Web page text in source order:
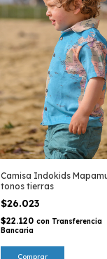
Camisa Indokids
tonos tierras
$26.023
$22.120 con Transferencia
Bancaria
Comprar